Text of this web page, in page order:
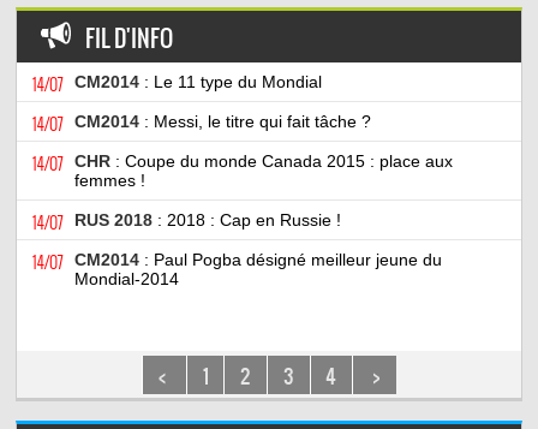
FIL D'INFO
14/07 CM2014 : Le 11 type du Mondial
14/07 CM2014 : Messi, le titre qui fait tâche ?
14/07 CHR : Coupe du monde Canada 2015 : place aux
femmes !
14/07 RUS 2018 : 2018 : Cap en Russie !
14/07 CM2014 : Paul Pogba désigné meilleur jeune du
Mondial-2014
< 1 2 3 4 >